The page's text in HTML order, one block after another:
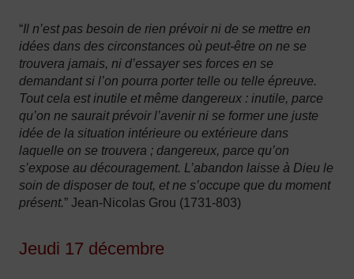
“Il n’est pas besoin de rien prévoir ni de se mettre en
idées dans des circonstances où peut-être on ne se
trouvera jamais, ni d’essayer ses forces en se
demandant si l’on pourra porter telle ou telle épreuve.
Tout cela est inutile et même dangereux : inutile, parce
qu’on ne saurait prévoir l’avenir ni se former une juste
idée de la situation intérieure ou extérieure dans
laquelle on se trouvera ; dangereux, parce qu’on
s’expose au découragement. L’abandon laisse à Dieu le
soin de disposer de tout, et ne s’occupe que du moment
présent.” Jean-Nicolas Grou (1731-803)
Jeudi 17 décembre